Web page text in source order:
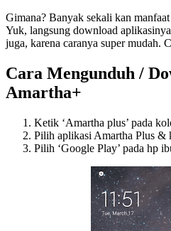
Gimana? Banyak sekali kan
Yuk, langsung download
juga, karena caranya super mudah.
Cara Mengunduh /
Amartha+
Ketik ‘Amartha plus’ pada
Pilih aplikasi Amartha Plus &
Pilih ‘Google Play’ pada hp